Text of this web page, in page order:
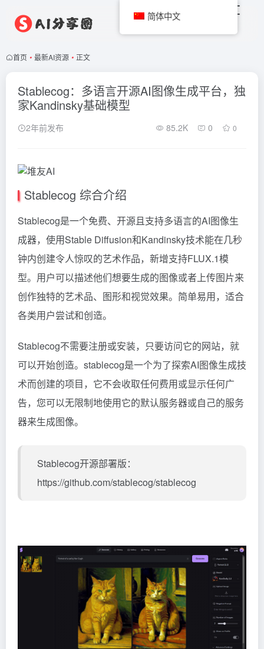
首页 • 最新AI资源 • 正文
Stablecog：多语言开源AI图像生成平台，独
家Kandinsky基础模型
2年前发布 85.2K 0 0
Stablecog 综合介绍
Stablecog是一个免费、开源且支持多语言的AI图像生
成器，使用Stable Diffusion和Kandinsky技术能在几秒
钟内创建令人惊叹的艺术作品，新增支持FLUX.1模
型。用户可以描述他们想要生成的图像或者上传图片来
创作独特的艺术品、图形和视觉效果。简单易用，适合
各类用户尝试和创造。
Stablecog不需要注册或安装，只要访问它的网站，就
可以开始创造。stablecog是一个为了探索AI图像生成技
术而创建的项目，它不会收取任何费用或显示任何广
告，您可以无限制地使用它的默认服务器或自己的服务
器来生成图像。
Stablecog开源部署版：
https://github.com/stablecog/stablecog
简体中文